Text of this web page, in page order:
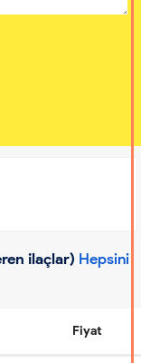
ilaçlar) Hepsini
Fiyat